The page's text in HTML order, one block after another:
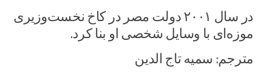
در سال ۲۰۰۱ دولت مصر در کاخ نخست‌وزیری
موزه‌ای با وسایل شخصی او بنا کرد.
مترجم: سمیه تاج الدین